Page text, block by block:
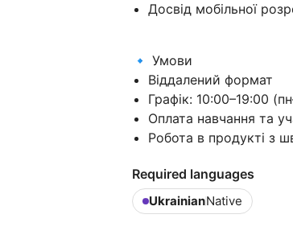
Досвід мобільної
🔹 Умови
Віддалений формат
Графік: 10:00–19:00
Оплата навчання та
Робота в продукті з
Required languages
UkrainianNative